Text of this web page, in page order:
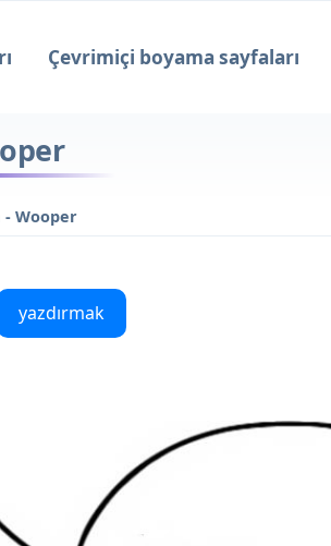
Çevrimiçi boyama sayfaları
- Wooper
yazdırmak